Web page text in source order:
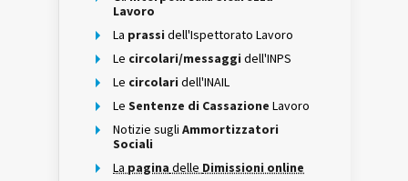
Lavoro
La prassi dell'Ispettorato Lavoro
Le circolari/messaggi dell'INPS
Le circolari dell'INAIL
Le Sentenze di Cassazione Lavoro
Notizie sugli Ammortizzatori
Sociali
La pagina delle Dimissioni online